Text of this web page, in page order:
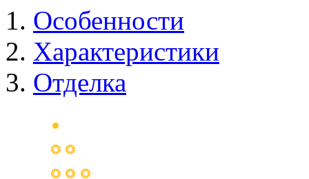
Особенности
Характеристики
Отделка